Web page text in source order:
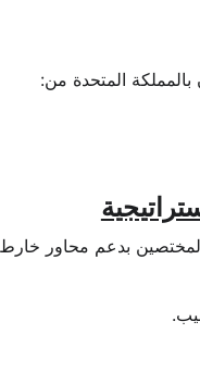
المتحدة من:
بدعم محاور